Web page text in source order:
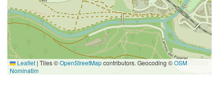
Leaflet | Tiles ©OpenStreetMapcontributors. Geocoding ©OSM
Nominatim